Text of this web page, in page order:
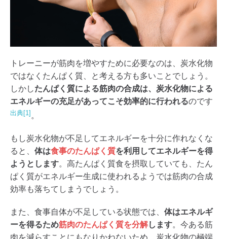
トレーニーが筋肉を増やすために必要なのは、炭水化物
ではなくたんぱく質、と考える方も多いことでしょう。
しかしたんぱく質による筋肉の合成は、炭水化物による
エネルギーの充足があってこそ効率的に行われるのです
出典[1] 。
もし炭水化物が不足してエネルギーを十分に作れなくな
ると、 体は食事のたんぱく質を利用してエネルギーを得
ようとします。高たんぱく質食を摂取していても、たん
ぱく質がエネルギー生成に使われるようでは筋肉の合成
効率も落ちてしまうでしょう。
また、食事自体が不足している状態では、 体はエネルギ
ーを得るため筋肉のたんぱく質を分解します。今ある筋